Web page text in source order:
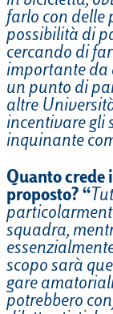
farlo con delle
possibilità di
cercando di
importante da
un punto di
altre
incentivare gli
inquinante
Quanto crede
proposto? “
squadra,
scopo sarà
gare
potrebbero